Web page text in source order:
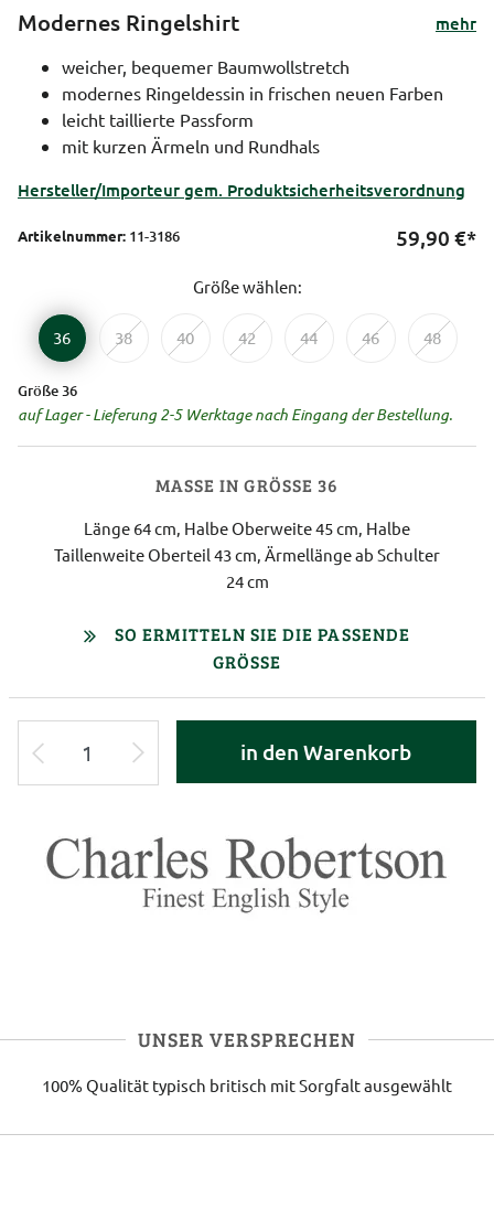
Modernes Ringelshirt
mehr
weicher, bequemer Baumwollstretch
modernes Ringeldessin in frischen neuen Farben
leicht taillierte Passform
mit kurzen Ärmeln und Rundhals
Hersteller/Importeur gem. Produktsicherheitsverordnung
Artikelnummer: 11-3186 59,90 €*
Größe wählen:
36 38 40 42 44 46 48
Größe 36
auf Lager - Lieferung 2-5 Werktage nach Eingang der Bestellung.
MASSE IN GRÖSSE 36
Länge 64 cm, Halbe Oberweite 45 cm, Halbe
Taillenweite Oberteil 43 cm, Ärmellänge ab Schulter
24 cm
SO ERMITTELN SIE DIE PASSENDE
GRÖSSE
in den Warenkorb
UNSER VERSPRECHEN
100% Qualität typisch britisch mit Sorgfalt ausgewählt